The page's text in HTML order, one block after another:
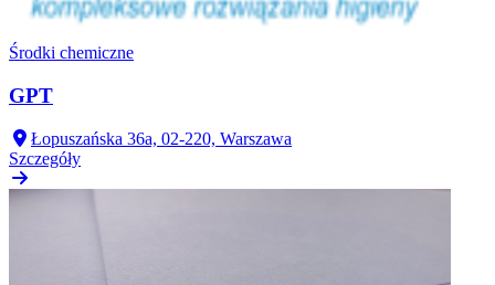
Środki chemiczne
GPT
Łopuszańska 36a, 02-220, Warszawa
Szczegóły